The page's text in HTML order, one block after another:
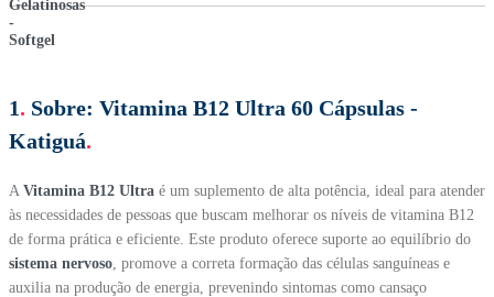
1. Sobre: Vitamina B12 Ultra 60 Cápsulas -
Katiguá.
A Vitamina B12 Ultra é um suplemento de alta potência, ideal para atender
às necessidades de pessoas que buscam melhorar os níveis de vitamina B12
de forma prática e eficiente. Este produto oferece suporte ao equilíbrio do
sistema nervoso , promove a correta formação das células sanguíneas e
auxilia na produção de energia, prevenindo sintomas como cansaço